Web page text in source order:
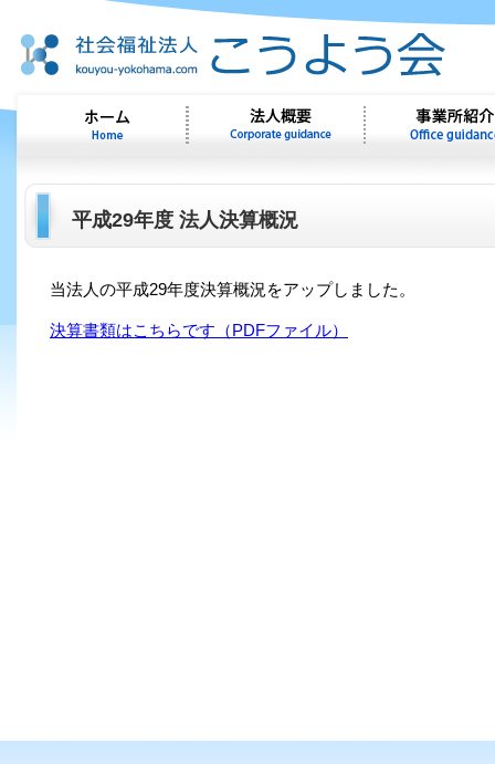
平成29年度 法人決算概況
当法人の平成29年度決算概況をアップしました。
決算書類はこちらです（PDFファイル）